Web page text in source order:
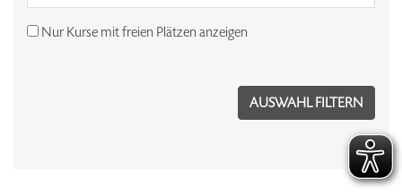
Nur Kurse mit freien Plätzen anzeigen